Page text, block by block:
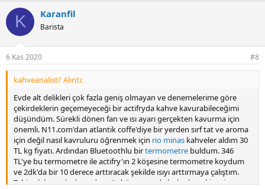
k
l
K Karanfil
Barista
6 Kas 2020 #8
kahveanalisti' Alıntı:
Evde alt delikleri çok fazla geniş olmayan ve denemelerime göre
çekirdeklerin geçemeyeceği bir actifryda kahve kavurabileceğimi
düşündüm. Sürekli dönen fan ve ısı ayarı gerçekten kavurma için
önemli. N11.com'dan atlantik coffe'diye bir yerden sırf tat ve aroma
için değil nasıl kavruluru öğrenmek için rio minas kahveler aldım 30
TL kg fiyatı. Ardından Bluetoothlu birtermometre buldum. 346
TL'ye bu termometre ile actifry'ın 2 köşesine termometre koydum
ve 2dk'da bir 10 derece arttıracak şekilde ısıyı arttırmaya çalıştım.
Tabi çok başarılı olamadım çünkü aynı anda bulaşık makinesi